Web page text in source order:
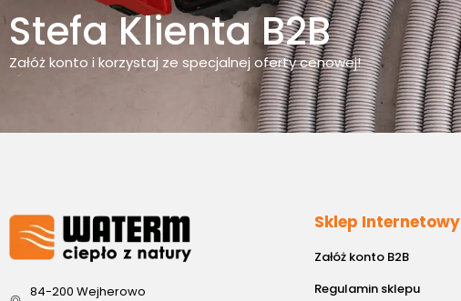
Stefa Klienta B2B
Załóż konto i korzystaj ze specjalnej oferty cenowej!
84-200 Wejherowo
Sklep Internetowy
Załóż konto B2B
Regulamin sklepu